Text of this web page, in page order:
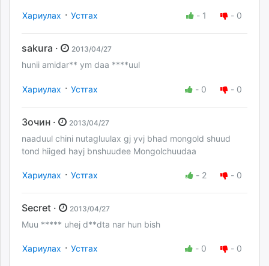
Хариулах · Устгах - 1 - 0
sakura · 2013/04/27
hunii amidar** ym daa ****uul
Хариулах · Устгах - 0 - 0
Зочин · 2013/04/27
naaduul chini nutagluulax gj yvj bhad mongold shuud
tond hiiged hayj bnshuudee Mongolchuudaa
Хариулах · Устгах - 2 - 0
Secret · 2013/04/27
Muu ***** uhej d**dta nar hun bish
Хариулах · Устгах - 0 - 0